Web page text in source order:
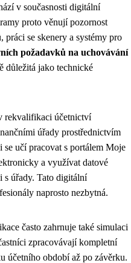
v současnosti digitální
proto věnují pozornost
se skenery a systémy pro
požadavků na uchovávání
důležitá jako technické
rekvalifikaci účetnictví
úřady prostřednictvím
učí pracovat s portálem Moje
a využívat datové
úřady. Tato digitální
naprosto nezbytná.
často zahrnuje také simulaci
zpracovávají kompletní
účetního období až po závěrku.